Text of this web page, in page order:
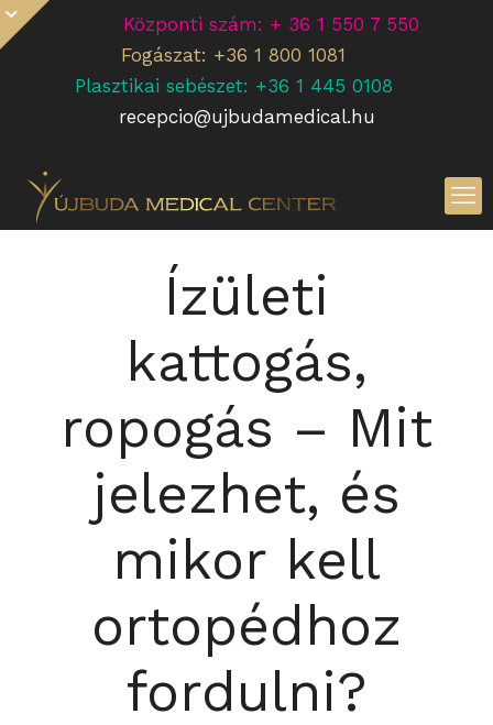
Központi szám: + 36 1 550 7 550
Fogászat: +36 1 800 1081
Plasztikai sebészet: +36 1 445 0108
recepcio@ujbudamedical.hu
Ízületi
kattogás,
ropogás – Mit
jelezhet, és
mikor kell
ortopédhoz
fordulni?